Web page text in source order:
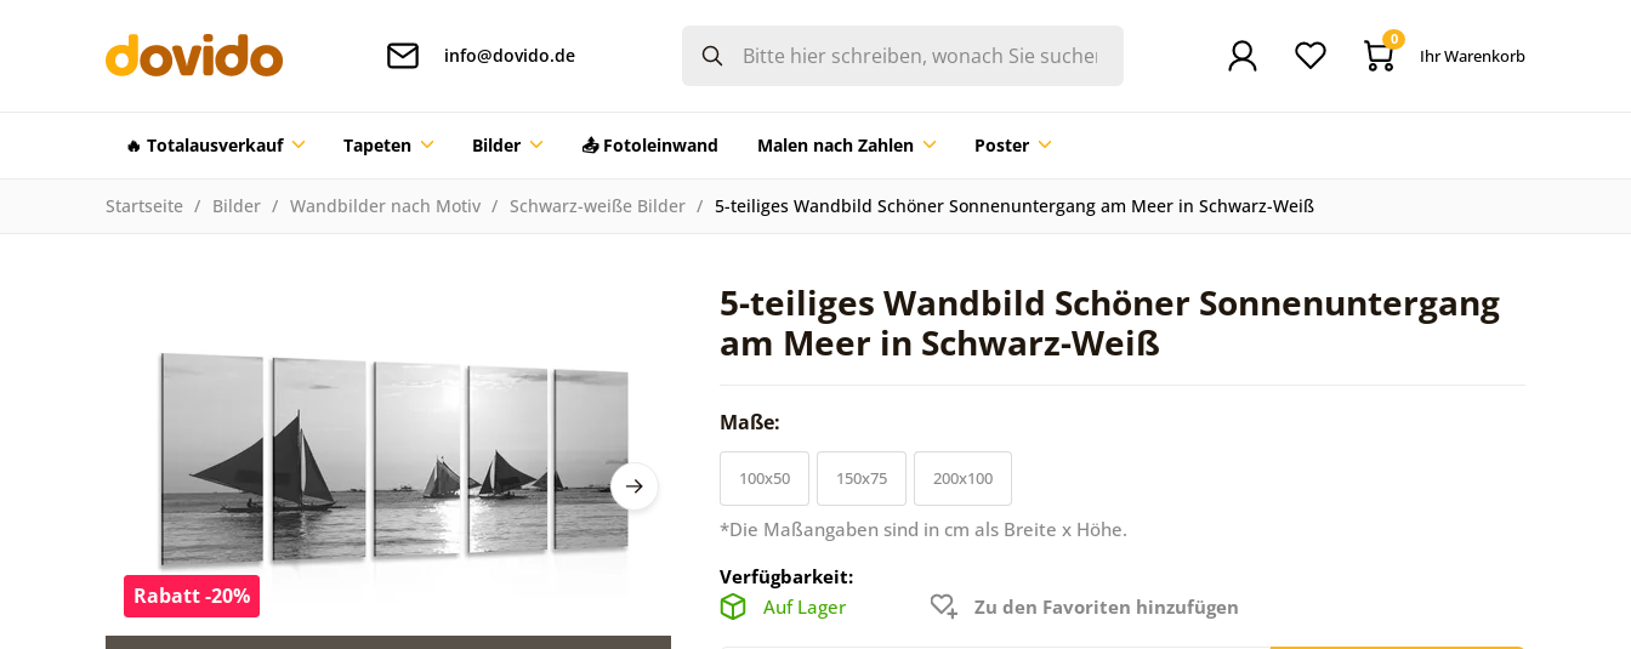
info@dovido.de
0
Ihr Warenkorb
🔥 Totalausverkauf Tapeten Bilder 📤 Fotoleinwand Malen nach Zahlen Poster
Startseite Bilder Wandbilder nach Motiv Schwarz-weiße Bilder 5-teiliges Wandbild Schöner Sonnenuntergang am Meer in Schwarz-Weiß
5-teiliges Wandbild Schöner Sonnenuntergang
am Meer in Schwarz-Weiß
Rabatt -20%
Maße:
100x50 150x75 200x100
*Die Maßangaben sind in cm als Breite x Höhe.
Verfügbarkeit:
Auf Lager
Zu den Favoriten hinzufügen